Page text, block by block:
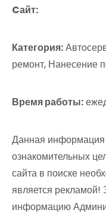
Cайт:
Категория:
ремонт, Нанесение
Время работы:
Данная информация
ознакомительных
сайта в поиске
является
информацию